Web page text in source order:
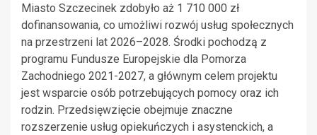
Miasto Szczecinek zdobyło aż 1 710 000 zł
dofinansowania, co umożliwi rozwój usług społecznych
na przestrzeni lat 2026–2028. Środki pochodzą z
programu Fundusze Europejskie dla Pomorza
Zachodniego 2021-2027, a głównym celem projektu
jest wsparcie osób potrzebujących pomocy oraz ich
rodzin. Przedsięwzięcie obejmuje znaczne
rozszerzenie usług opiekuńczych i asystenckich, a